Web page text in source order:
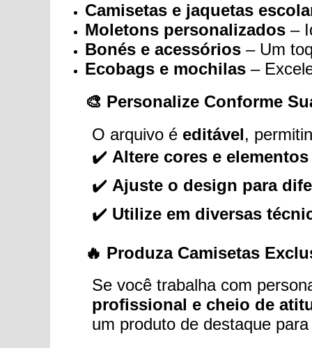
Camisetas e jaquetas
Moletons personalizados –
Bonés e acessórios – Um
Ecobags e mochilas –
🎨 Personalize Conforme
O arquivo é editável,
✔️ Altere cores e
✔️ Ajuste o design para
✔️ Utilize em diversas
🔥 Produza Camisetas
Se você trabalha com
profissional e cheio de
um produto de destaque